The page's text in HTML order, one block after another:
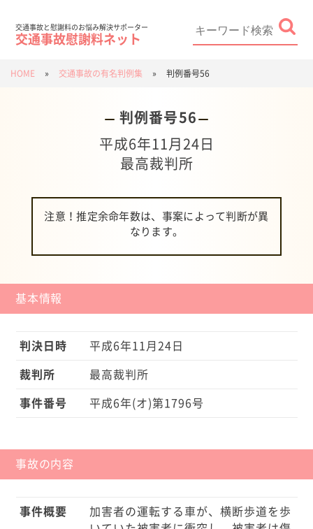
交通事故と慰謝料のお悩み解決サポーター
交通事故慰謝料ネット
HOME » 交通事故の有名判例集 » 判例番号56
判例番号56
平成6年11月24日
最高裁判所
注意！推定余命年数は、事案によって判断が異
なります。
基本情報
判決日時 平成6年11月24日
裁判所 最高裁判所
事件番号 平成6年(オ)第1796号
事故の内容
事件概要
加害者の運転する車が、横断歩道を歩